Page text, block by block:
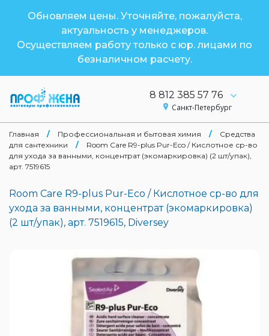
Обновляем цены. Уточняйте, пожалуйста,
актуальность у менеджеров.
Осуществляем работу только с юр. лицами по
безналичном расчету.
8 812 385 57 76
Санкт-Петербург
Главная / Профессиональная и бытовая химия /
Средства
для сантехники
/
Room Care R9-plus Pur-Eco / Кислотное ср-во
для ухода за ванными, концентрат (экомаркировка) (2 шт/упак),
арт. 7519615
Room Care R9-plus Pur-Eco / Кислотное ср-во для
ухода за ванными, концентрат (экомаркировка)
(2 шт/упак), арт. 7519615, Diversey